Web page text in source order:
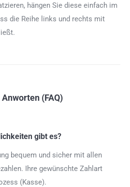
hängen Sie diese einfach im
die Reihe links und rechts mit
(FAQ)
gibt es?
bequem und sicher mit allen
Ihre gewünschte Zahlart
(Kasse).